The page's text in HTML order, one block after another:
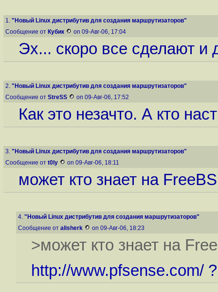
1. "Новый Linux дистрибутив для создания маршрутизаторов"
Сообщение от Кубик on 09-Авг-06, 17:04
Эх... скоро все сделают и
2. "Новый Linux дистрибутив для создания маршрутизаторов"
Сообщение от StreSS on 09-Авг-06, 17:52
Как это незачто. А кто
3. "Новый Linux дистрибутив для создания маршрутизаторов"
Сообщение от t0ly on 09-Авг-06, 18:11
может кто знает на
4. "Новый Linux дистрибутив для создания маршрутизаторов"
Сообщение от alisherk on 09-Авг-06, 18:23
>может кто знает на
http://www.pfsense.com/ ?